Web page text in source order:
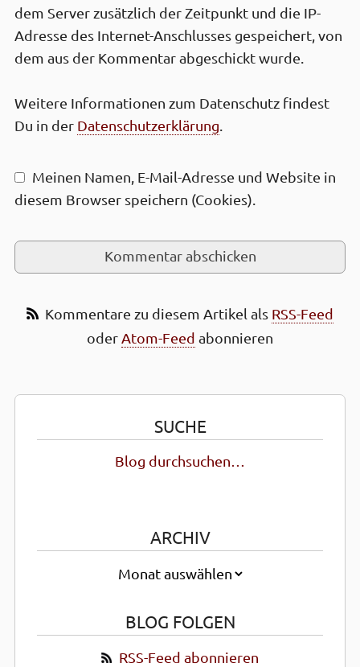
dem Server zusätz­lich der Zeit­punkt und die IP-
Adresse des Internet-Anschlusses gespei­chert, von
dem aus der Kommen­tar abge­schickt wurde.
Weitere Infor­mationen zum Daten­schutz findest
Du in der Daten­schutz­erklärung.
Meinen Namen, E-Mail-Adresse und Web­site in
diesem Browser speichern (Cookies).
Kommentare zu diesem Artikel als RSS-Feed
oderAtom-Feed abonnieren
SUCHE
Blog durchsuchen…
ARCHIV
BLOG FOLGEN
RSS-Feed abonnieren